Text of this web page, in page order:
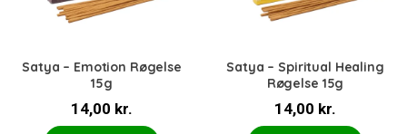
Satya – Emotion Røgelse
15g
14,00 kr.
Satya – Spiritual Healing
Røgelse 15g
14,00 kr.